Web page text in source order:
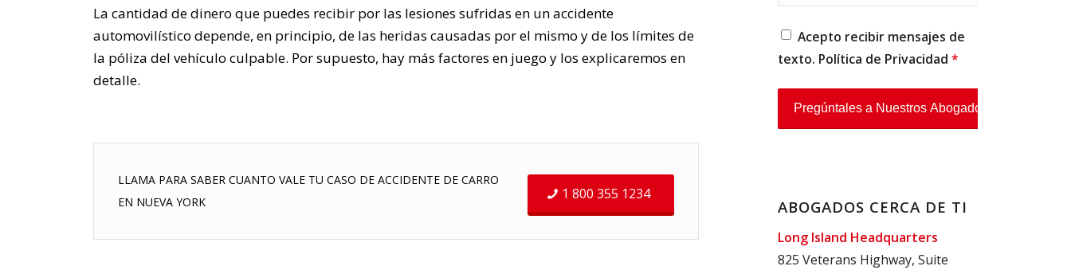
La cantidad de dinero que puedes recibir por las lesiones sufridas en un accidente
automovilístico depende, en principio, de las heridas causadas por el mismo y de los límites de
la póliza del vehículo culpable. Por supuesto, hay más factores en juego y los explicaremos en
detalle.
LLAMA PARA SABER CUANTO VALE TU CASO DE ACCIDENTE DE CARRO
EN NUEVA YORK
1 800 355 1234
Acepto recibir mensajes de
texto. Política de Privacidad *
ABOGADOS CERCA DE TI
Long Island Headquarters
825 Veterans Highway, Suite